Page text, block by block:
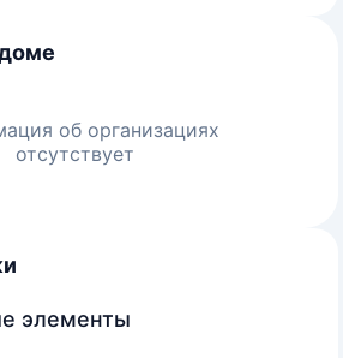
об организациях
отсутствует
элементы